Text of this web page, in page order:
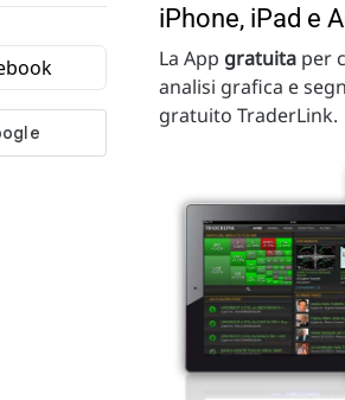
iPhone, iPad e
La App gratuita per
analisi grafica e
gratuito TraderLink.